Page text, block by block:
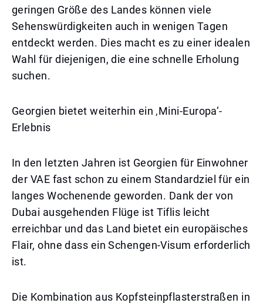
geringen Größe des Landes können viele
Sehenswürdigkeiten auch in wenigen Tagen
entdeckt werden. Dies macht es zu einer idealen
Wahl für diejenigen, die eine schnelle Erholung
suchen.
Georgien bietet weiterhin ein ‚Mini-Europa‘-
Erlebnis
In den letzten Jahren ist Georgien für Einwohner
der VAE fast schon zu einem Standardziel für ein
langes Wochenende geworden. Dank der von
Dubai ausgehenden Flüge ist Tiflis leicht
erreichbar und das Land bietet ein europäisches
Flair, ohne dass ein Schengen-Visum erforderlich
ist.
Die Kombination aus Kopfsteinpflasterstraßen in